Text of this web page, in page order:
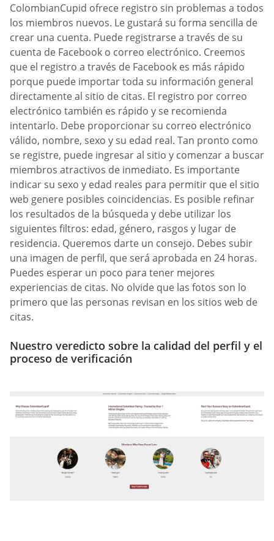
ColombianCupid ofrece registro sin problemas a todos
los miembros nuevos. Le gustará su forma sencilla de
crear una cuenta. Puede registrarse a través de su
cuenta de Facebook o correo electrónico. Creemos
que el registro a través de Facebook es más rápido
porque puede importar toda su información general
directamente al sitio de citas. El registro por correo
electrónico también es rápido y se recomienda
intentarlo. Debe proporcionar su correo electrónico
válido, nombre, sexo y su edad real. Tan pronto como
se registre, puede ingresar al sitio y comenzar a buscar
miembros atractivos de inmediato. Es importante
indicar su sexo y edad reales para permitir que el sitio
web genere posibles coincidencias. Es posible refinar
los resultados de la búsqueda y debe utilizar los
siguientes filtros: edad, género, rasgos y lugar de
residencia. Queremos darte un consejo. Debes subir
una imagen de perfil, que será aprobada en 24 horas.
Puedes esperar un poco para tener mejores
experiencias de citas. No olvide que las fotos son lo
primero que las personas revisan en los sitios web de
citas.
Nuestro veredicto sobre la calidad del perfil y el
proceso de verificación